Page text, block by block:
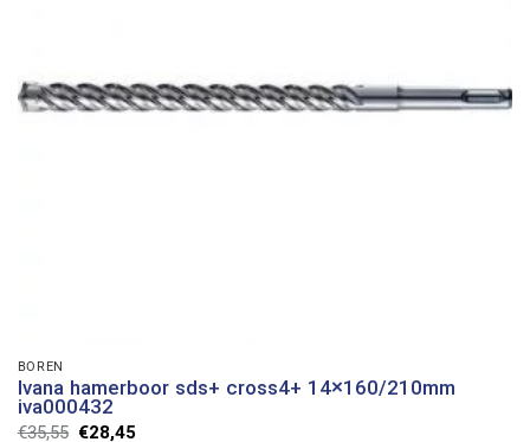
BOREN
Ivana hamerboor sds+ cross4+ 14×160/210mm
iva000432
€35,55 Oorspronkelijke
€28,45Huidige